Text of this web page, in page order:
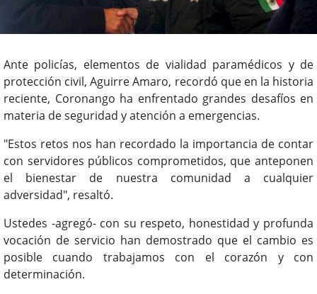
Ante policías, elementos de vialidad paramédicos y de
protección civil, Aguirre Amaro, recordó que en la historia
reciente, Coronango ha enfrentado grandes desafíos en
materia de seguridad y atención a emergencias.
"Estos retos nos han recordado la importancia de contar
con servidores públicos comprometidos, que anteponen
el bienestar de nuestra comunidad a cualquier
adversidad", resaltó.
Ustedes -agregó- con su respeto, honestidad y profunda
vocación de servicio han demostrado que el cambio es
posible cuando trabajamos con el corazón y con
determinación.